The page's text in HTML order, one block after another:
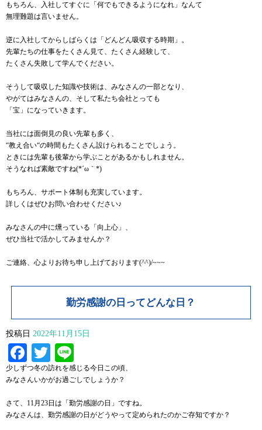
もちろん、入社してすぐに「何でもできるようになれ」なんて
無理難題は言いません。
逆に入社してからしばらくは「どんどん吸収する時期」。
先輩たちの仕事をたくさん見て、たくさん経験して、
たくさん失敗して学んでください。
そうして吸収した知識や技術は、みなさんの一部となり、
やがてはみなさんの、そして私たち会社とっても
「宝」になっていきます。
当社には面倒見の良い先輩も多く、
“教え合い“の時間もたくさん設けられることでしょう。
ときには先輩も後輩から学ぶことがあるかもしれません。
そうなれば素敵ですね(*´ω｀*)
もちろん、サポート体制も充実しています。
詳しくはぜひお問い合わせください♪
みなさんの中に燻っている「向上心」、
ぜひ当社で活かしてみませんか？
ご連絡、心よりお待ち申し上げております(^^)/~~~
勤労感謝の日ってどんな日？
投稿日 2022年11月15日
Facebook
Twitter
少しずつ冬の訪れを感じる今日この頃、
みなさんいかがお過ごしでしょうか？
さて、11月23日は「勤労感謝の日」ですね。
みなさんは、勤労感謝の日がどうやって定められたのかご存知ですか？